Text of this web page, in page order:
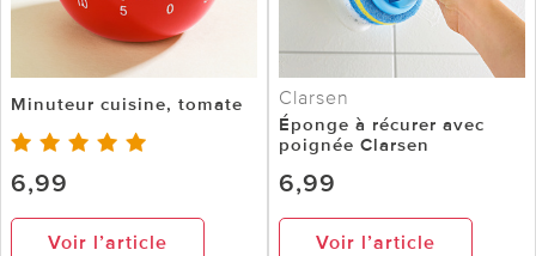
Minuteur cuisine, tomate
6,99
Voir l’article
Clarsen
Éponge à récurer avec
poignée Clarsen
6,99
Voir l’article